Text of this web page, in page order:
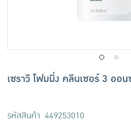
เซราวี โฟมมิ่ง คลีนเซอร์ 3 ออ
รหัสสินค้า 449253010